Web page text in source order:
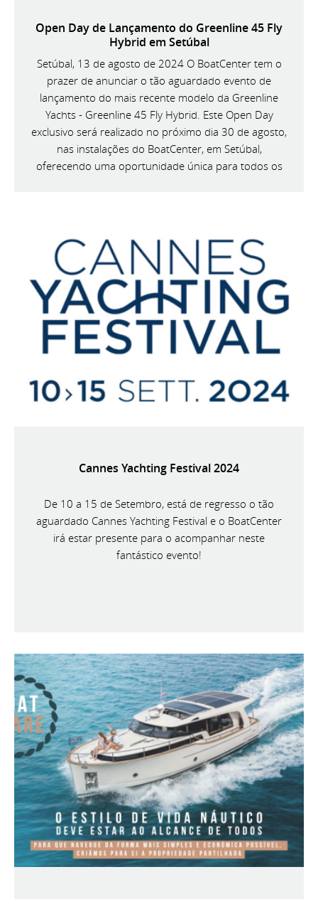
Open Day de Lançamento do Greenline 45 Fly
Hybrid em Setúbal
Setúbal, 13 de agosto de 2024 O BoatCenter tem o
prazer de anunciar o tão aguardado evento de
lançamento do mais recente modelo da Greenline
Yachts - Greenline 45 Fly Hybrid. Este Open Day
exclusivo será realizado no próximo dia 30 de agosto,
nas instalações do BoatCenter, em Setúbal,
oferecendo uma oportunidade única para todos os
Cannes Yachting Festival 2024
De 10 a 15 de Setembro, está de regresso o tão
aguardado Cannes Yachting Festival e o BoatCenter
irá estar presente para o acompanhar neste
fantástico evento!